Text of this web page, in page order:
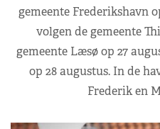
gemeente Frederikshavn
volgen de gemeente
gemeente Læsø op 27
op 28 augustus. In de
Frederik en